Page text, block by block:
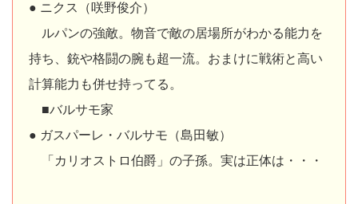
● ニクス（咲野俊介）
ルパンの強敵。物音で敵の居場所がわかる能力を
持ち、銃や格闘の腕も超一流。おまけに戦術と高い
計算能力も併せ持ってる。
■バルサモ家
● ガスパーレ・バルサモ（島田敏）
「カリオストロ伯爵」の子孫。実は正体は・・・